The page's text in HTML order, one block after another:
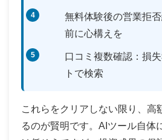
無料体験後の営業拒
前に心構えを
口コミ複数確認：損
トで検索
これらをクリアしない限り、高
るのが賢明です。AIツール自体